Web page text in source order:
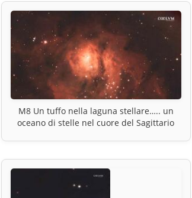
M8 Un tuffo nella laguna stellare….. un
oceano di stelle nel cuore del Sagittario